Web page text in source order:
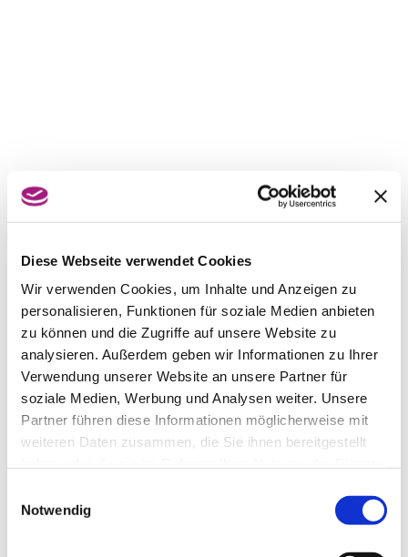
Diese Webseite verwendet Cookies
Wir verwenden Cookies, um Inhalte und Anzeigen zu
personalisieren, Funktionen für soziale Medien anbieten
zu können und die Zugriffe auf unsere Website zu
analysieren. Außerdem geben wir Informationen zu Ihrer
Verwendung unserer Website an unsere Partner für
soziale Medien, Werbung und Analysen weiter. Unsere
Partner führen diese Informationen möglicherweise mit
weiteren Daten zusammen, die Sie ihnen bereitgestellt
Notwendig